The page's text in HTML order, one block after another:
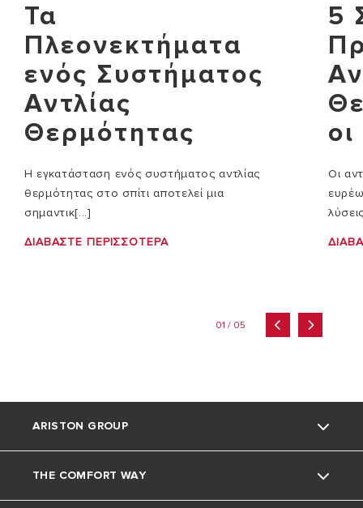
Τα
Πλεονεκτήματα
ενός Συστήματος
Αντλίας
Θερμότητας
Η εγκατάσταση ενός συστήματος αντλίας
θερμότητας στο σπίτι αποτελεί μια
σημαντικ[...]
ΔΙΑΒΆΣΤΕ ΠΕΡΙΣΣΌΤΕΡΑ
5
Οι
01 / 05
ARISTON GROUP
ΣΧΕΤΙΚΑ ΜΕ ΕΜΑΣ
THE COMFORT WAY